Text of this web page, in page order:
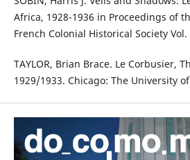
Africa, 1928-1936 in Proceedings of
French Colonial Historical Society
TAYLOR, Brian Brace. Le Corbusier,
1929/1933. Chicago: The University